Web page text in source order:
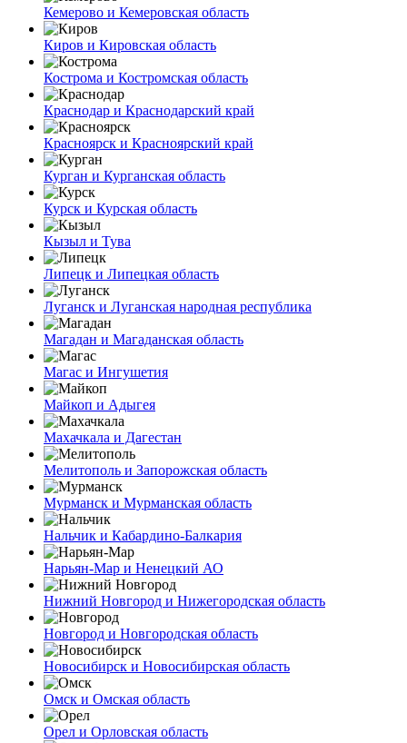
Кемерово и Кемеровская область
Киров и Кировская область
Кострома и Костромская область
Краснодар и Краснодарский край
Красноярск и Красноярский край
Курган и Курганская область
Курск и Курская область
Кызыл и Тува
Липецк и Липецкая область
Луганск и Луганская народная республика
Магадан и Магаданская область
Магас и Ингушетия
Майкоп и Адыгея
Махачкала и Дагестан
Мелитополь и Запорожская область
Мурманск и Мурманская область
Нальчик и Кабардино-Балкария
Нарьян-Мар и Ненецкий АО
Нижний Новгород и Нижегородская область
Новгород и Новгородская область
Новосибирск и Новосибирская область
Омск и Омская область
Орел и Орловская область